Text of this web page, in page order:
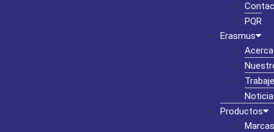
PQR
Erasmus
Productos